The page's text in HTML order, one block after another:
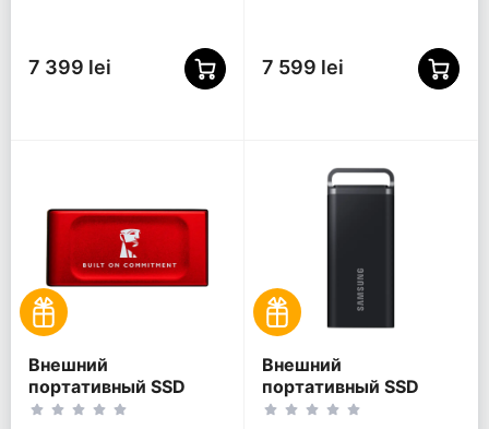
7 399 lei 7 599 lei
Внешний
портативный SSD
накопитель Kingston
Внешний
портативный SSD
накопитель Samsung